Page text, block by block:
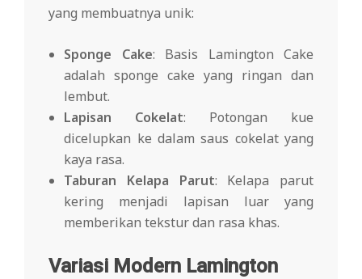
yang membuatnya unik:
Sponge Cake: Basis Lamington Cake
adalah sponge cake yang ringan dan
lembut.
Lapisan Cokelat: Potongan kue
dicelupkan ke dalam saus cokelat yang
kaya rasa.
Taburan Kelapa Parut: Kelapa parut
kering menjadi lapisan luar yang
memberikan tekstur dan rasa khas.
Variasi Modern Lamington